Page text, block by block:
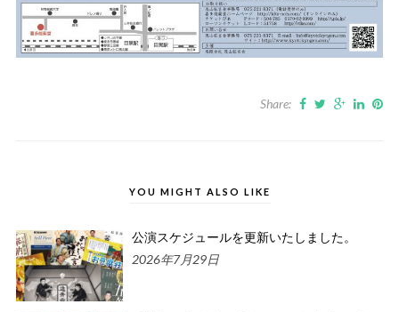
Share:
YOU MIGHT ALSO LIKE
公演スケジュールを更新いたしました。
2026年7月29日